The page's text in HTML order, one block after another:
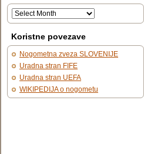
Koristne povezave
Nogometna zveza SLOVENIJE
Uradna stran FIFE
Uradna stran UEFA
WIKIPEDIJA o nogometu